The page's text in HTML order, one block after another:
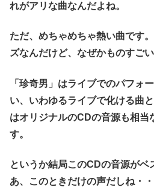
れがアリな曲なんだよね。
ただ、めちゃめちゃ熱い曲です
ズなんだけど、なぜかものすごい
「珍奇男」はライブでのパフォ
い、いわゆるライブで化ける曲
はオリジナルのCDの音源も相当
す。
というか結局このCDの音源がベ
あ、このときだけの声だしね・・